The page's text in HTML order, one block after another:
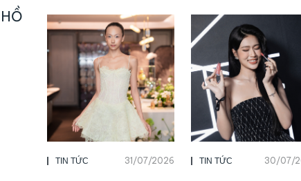
TIN TỨC 31/07/2026 TIN TỨC 30/07/